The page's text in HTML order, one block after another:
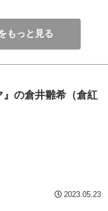
もっと見る
の倉井雛希（倉紅
2023.05.23